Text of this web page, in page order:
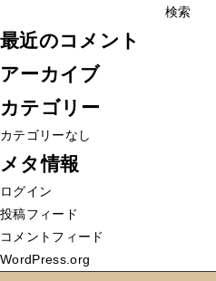
関
索:
最近のコメント
アーカイブ
カテゴリー
カテゴリーなし
メタ情報
ログイン
投稿フィード
コメントフィード
WordPress.org